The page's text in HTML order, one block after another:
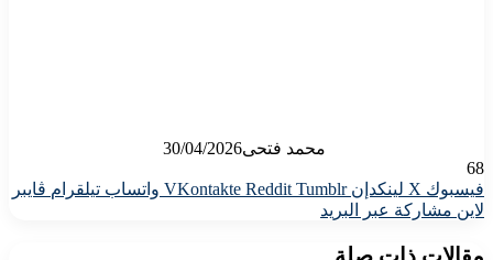
محمد فتحى30/04/2026
68
فيسبوك X لينكدإن واتساب تيلقرام ڤايبر
لاين مشاركة عبر البريد